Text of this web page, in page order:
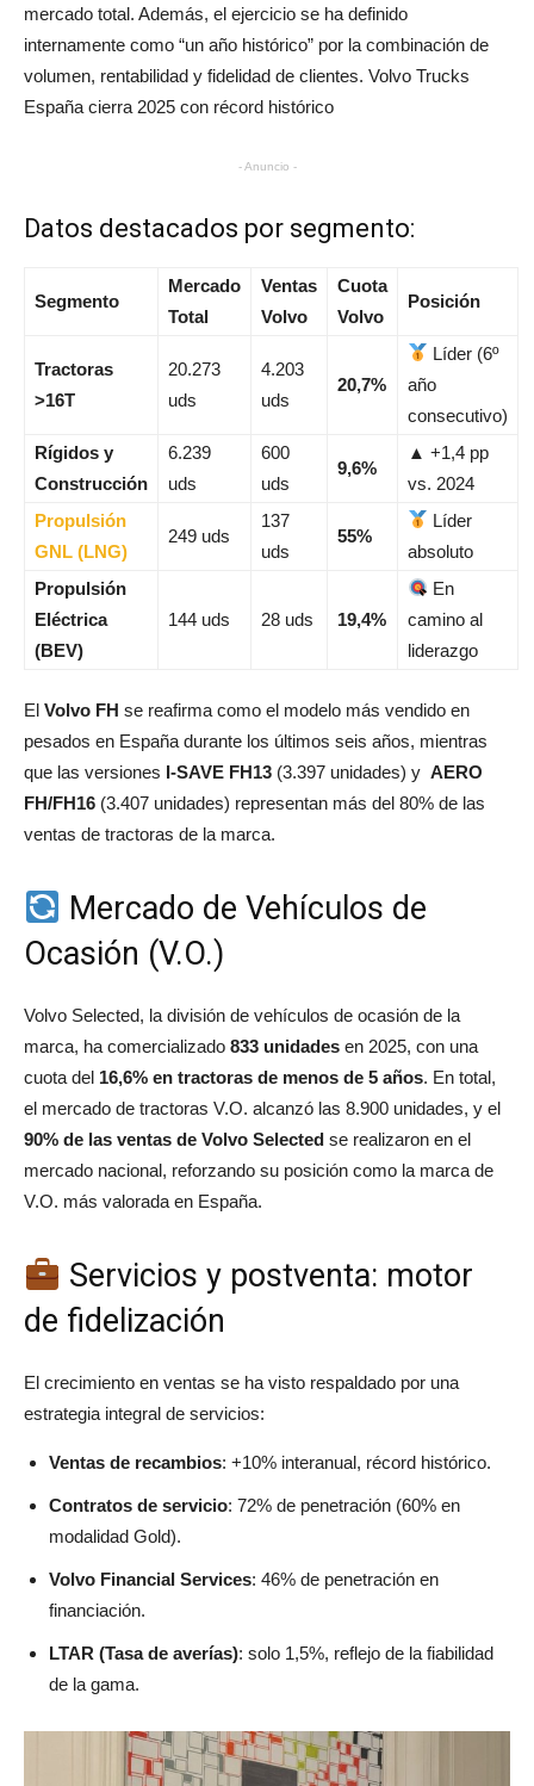
mercado total. Además, el ejercicio se ha definido
internamente como “un año histórico” por la combinación de
volumen, rentabilidad y fidelidad de clientes. Volvo Trucks
España cierra 2025 con récord histórico
- Anuncio -
Datos destacados por segmento:
Segmento
Mercado
Total
Ventas
Volvo
Cuota
Volvo
Posición
Tractoras
>16T
20.273
uds
4.203
uds
20,7%
Líder (6º
año
consecutivo)
Rígidos y
Construcción
6.239
uds
600
uds
9,6%
▲ +1,4 pp
vs. 2024
Propulsión
GNL (LNG)
249 uds
137
uds
55%
Líder
absoluto
Propulsión
Eléctrica
(BEV)
144 uds 28 uds 19,4%
En
camino al
liderazgo
El Volvo FH se reafirma como el modelo más vendido en
pesados en España durante los últimos seis años, mientras
que las versiones I-SAVE FH13 (3.397 unidades) y AERO
FH/FH16 (3.407 unidades) representan más del 80% de las
ventas de tractoras de la marca.
Mercado de Vehículos de
Ocasión (V.O.)
Volvo Selected, la división de vehículos de ocasión de la
marca, ha comercializado 833 unidades en 2025, con una
cuota del 16,6% en tractoras de menos de 5 años. En total,
el mercado de tractoras V.O. alcanzó las 8.900 unidades, y el
90% de las ventas de Volvo Selected se realizaron en el
mercado nacional, reforzando su posición como la marca de
V.O. más valorada en España.
Servicios y postventa: motor
de fidelización
El crecimiento en ventas se ha visto respaldado por una
estrategia integral de servicios:
Ventas de recambios: +10% interanual, récord histórico.
Contratos de servicio: 72% de penetración (60% en
modalidad Gold).
Volvo Financial Services: 46% de penetración en
financiación.
LTAR (Tasa de averías): solo 1,5%, reflejo de la fiabilidad
de la gama.